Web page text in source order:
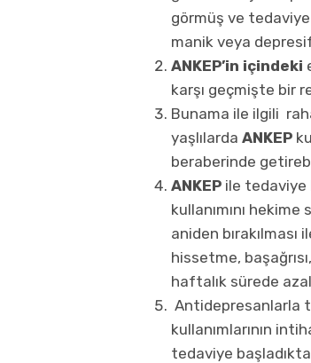
görmüş ve tedaviye
manik veya
ANKEP’in içindeki
karşı geçmişte bir
Bunama ile ilgili
yaşlılarda ANKEP
beraberinde
ANKEPile tedaviye
kullanımını
aniden
hissetme,
haftalık sürede
Antidepresanlarla
kullanımlarının
tedaviye